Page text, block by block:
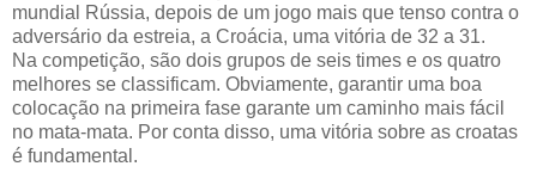
mundial Rússia, depois de um jogo mais que tenso contra o
adversário da estreia, a Croácia, uma vitória de 32 a 31.
Na competição, são dois grupos de seis times e os quatro
melhores se classificam. Obviamente, garantir uma boa
colocação na primeira fase garante um caminho mais fácil
no mata-mata. Por conta disso, uma vitória sobre as croatas
é fundamental.